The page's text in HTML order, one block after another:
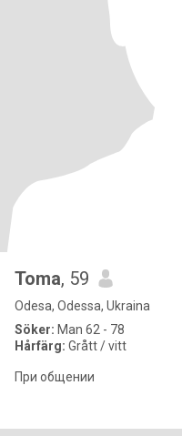
Toma, 59
Odesa, Odessa, Ukraina
Söker: Man 62 - 78
Hårfärg: Grått / vitt
При общении